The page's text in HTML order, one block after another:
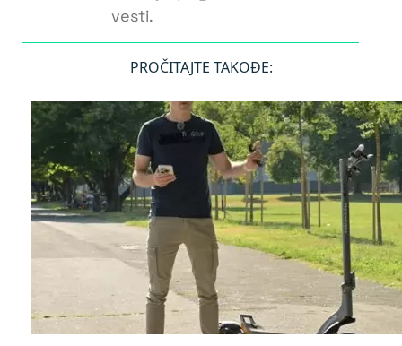
vesti.
PROČITAJTE TAKOĐE: